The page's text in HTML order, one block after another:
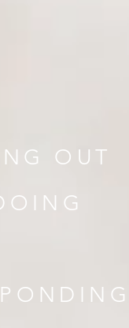
OUT